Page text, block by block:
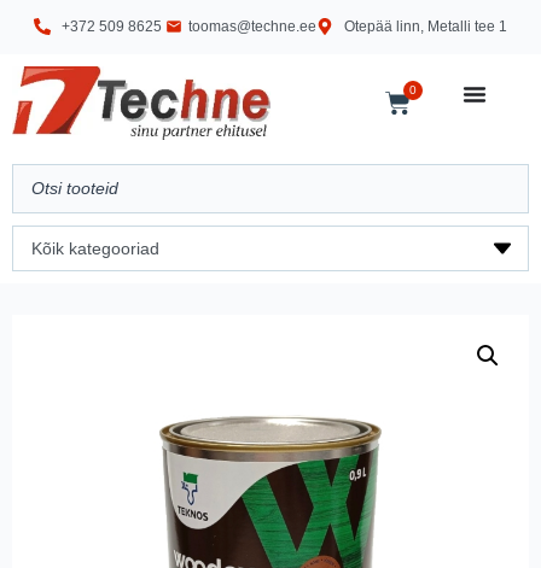
+372 509 8625 toomas@techne.ee Otepää linn, Metalli tee 1
0